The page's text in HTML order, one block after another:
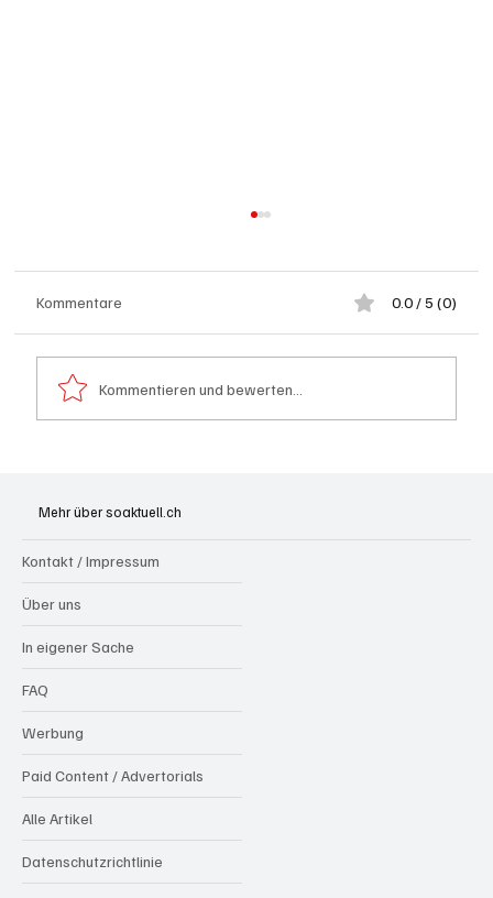
gesucht)
Kommentare 0.0 / 5 (0)
Kommentieren und bewerten...
Mehr über soaktuell.ch
Kontakt / Impressum
Über uns
In eigener Sache
FAQ
Werbung
Paid Content / Advertorials
Alle Artikel
Datenschutzrichtlinie